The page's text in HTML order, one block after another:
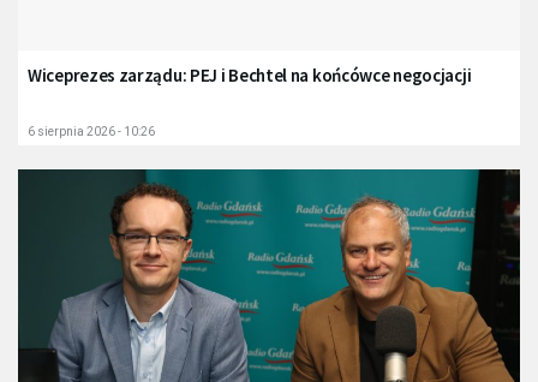
Wiceprezes zarządu: PEJ i Bechtel na końcówce negocjacji
6 sierpnia 2026 - 10:26